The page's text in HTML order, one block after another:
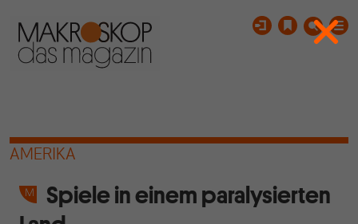
AMERIKA
Spiele in einem paralysierten